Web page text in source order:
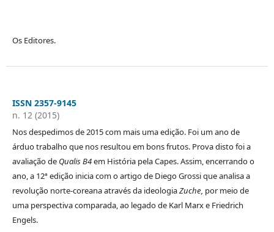
Os Editores.
ISSN 2357-9145
n. 12 (2015)
Nos despedimos de 2015 com mais uma edição. Foi um ano de
árduo trabalho que nos resultou em bons frutos. Prova disto foi a
avaliação de Qualis B4em História pela Capes. Assim, encerrando o
ano, a 12ª edição inicia com o artigo de Diego Grossi que analisa a
revolução norte-coreana através da ideologiaZuche, por meio de
uma perspectiva comparada, ao legado de Karl Marx e Friedrich
Engels.